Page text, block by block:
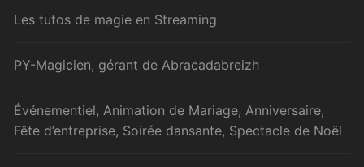
Les tutos de magie en Streaming
PY-Magicien, gérant de Abracadabreizh
Événementiel, Animation de Mariage, Anniversaire,
Fête d’entreprise, Soirée dansante, Spectacle de Noël